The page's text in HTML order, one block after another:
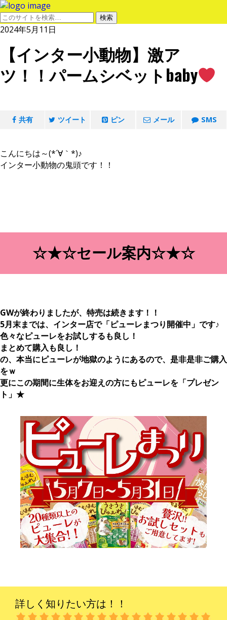
2024年5月11日
【インター小動物】激ア
ツ！！パームシベットbaby
共有 ツイート ピン メール SMS
こんにちは～(*´∀｀*)♪
インター小動物の鬼頭です！！
☆★☆セール案内☆★☆
GWが終わりましたが、特売は続きます！！
5月末までは、インター店で「ピューレまつり開催中」です♪
色々なピューレをお試しするも良し！
まとめて購入も良し！
の、本当にピューレが地獄のようにあるので、是非是非ご購入
をｗ
更にこの期間に生体をお迎えの方にもピューレを「プレゼン
ト」★
詳しく知りたい方は！！